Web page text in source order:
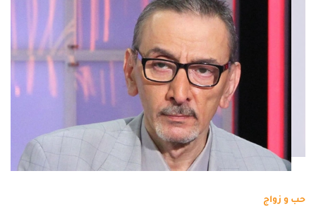
حب و زواج